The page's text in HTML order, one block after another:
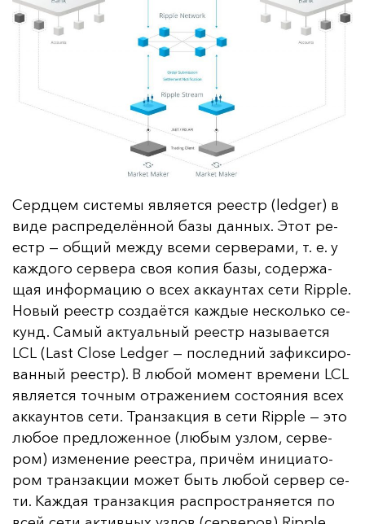
Сер­дцем сис­те­мы яв­ля­ет­ся ре­естр (ledger) в
ви­де рас­пре­де­лён­ной ба­зы дан­ных. Этот ре­
естр — об­щий меж­ду все­ми сер­ве­ра­ми, т. е. у
каж­до­го сер­ве­ра своя ко­пия ба­зы, со­дер­жа­
щая ин­фор­ма­цию о всех ак­ка­ун­тах се­ти Ripple.
Но­вый ре­естр соз­да­ёт­ся каж­дые нес­коль­ко се­
кунд. Са­мый ак­ту­аль­ный ре­естр на­зы­ва­ет­ся
LCL (Last Close Ledger — пос­лед­ний за­фик­си­ро­
ван­ный ре­естр). В лю­бой мо­мент вре­ме­ни LCL
яв­ля­ет­ся точ­ным от­ра­же­ни­ем сос­то­яния всех
ак­ка­ун­тов се­ти. Тран­зак­ция в се­ти Ripple — это
лю­бое пред­ло­жен­ное (лю­бым уз­лом, сер­ве­
ром) из­ме­не­ние ре­ес­тра, при­чём ини­ци­ато­
ром тран­зак­ции мо­жет быть лю­бой сер­вер се­
ти. Каж­дая тран­зак­ция рас­прос­тра­ня­ет­ся по